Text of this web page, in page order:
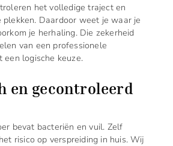
het volledige traject en
plekken. Daardoor weet je waar je
je herhaling. Die zekerheid
van een professionele
een logische keuze.
en gecontroleerd
bevat bacteriën en vuil. Zelf
risico op verspreiding in huis. Wij